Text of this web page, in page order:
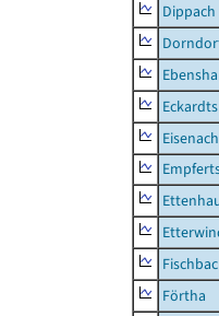
Dippach
Förtha